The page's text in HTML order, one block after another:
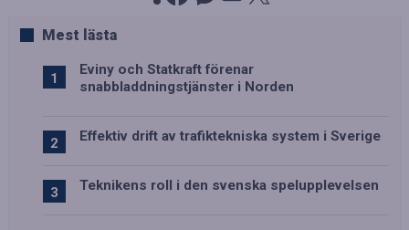
Mest lästa
Eviny och Statkraft förenar
snabbladdningstjänster i Norden
Effektiv drift av trafiktekniska system i Sverige
Teknikens roll i den svenska spelupplevelsen